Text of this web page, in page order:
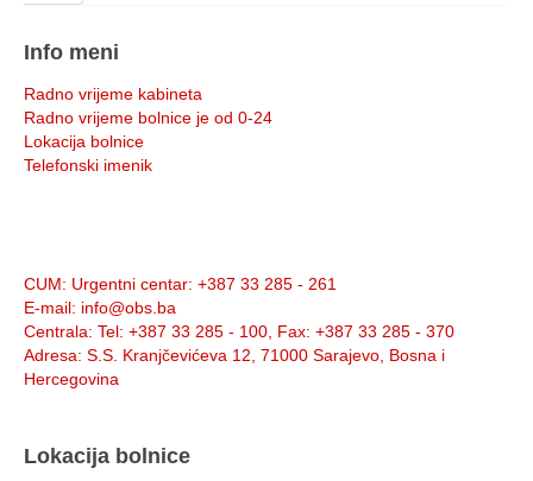
Info meni
Radno vrijeme kabineta
Radno vrijeme bolnice je od 0-24
Lokacija bolnice
Telefonski imenik
CUM: Urgentni centar: +387 33 285 - 261
E-mail: info@obs.ba
Centrala: Tel: +387 33 285 - 100, Fax: +387 33 285 - 370
Adresa: S.S. Kranjčevićeva 12, 71000 Sarajevo, Bosna i
Hercegovina
Lokacija bolnice